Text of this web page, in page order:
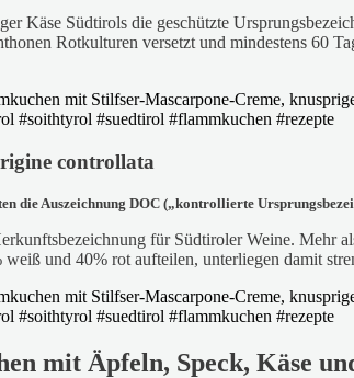
Käse Südtirols die geschützte
Rotkulturen versetzt und mindestens 60
controllata
die Auszeichnung DOC („kontrollierte
für Südtiroler Weine. Mehr
und 40% rot aufteilen, unterliegen damit
mit Äpfeln, Speck, Käse